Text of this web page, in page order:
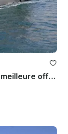
Superbe jacuzzi italien de 88 pieds, meilleure offre dans la marina de Dubaï